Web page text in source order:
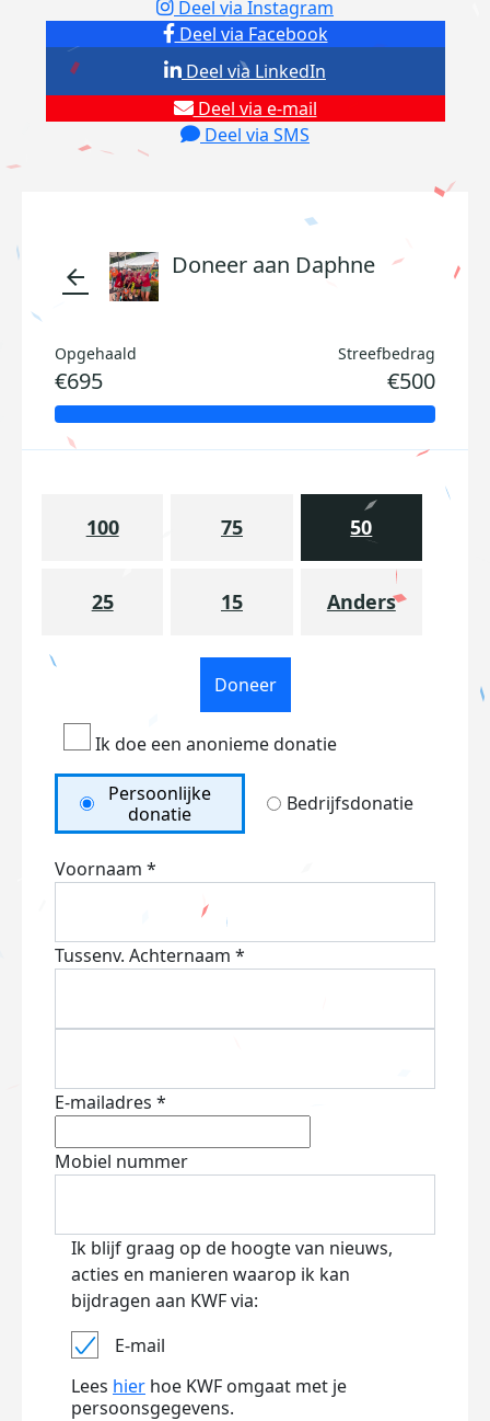
Deel via Facebook
Deel via Instagram
Deel via e-mail
Deel via SMS
Deel via LinkedIn
arrow_back Doneer aan Daphne
Opgehaald
€695
Streefbedrag
€500
100 75 50
25 15 Anders
Doneer
Ik doe een anonieme donatie
Persoonlijke
donatie
Bedrijfsdonatie
Voornaam *
Tussenv. Achternaam *
E-mailadres *
Mobiel nummer
Ik blijf graag op de hoogte van nieuws,
acties en manieren waarop ik kan
bijdragen aan KWF via:
E-mail
Lees hier hoe KWF omgaat met je
persoonsgegevens.